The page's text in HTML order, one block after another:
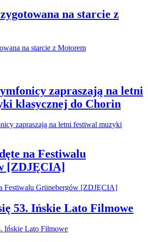
na starcie z
zapraszają na letni
klasycznej do Chorin
na Festiwalu
[ZDJĘCIA]
53. Ińskie Lato Filmowe